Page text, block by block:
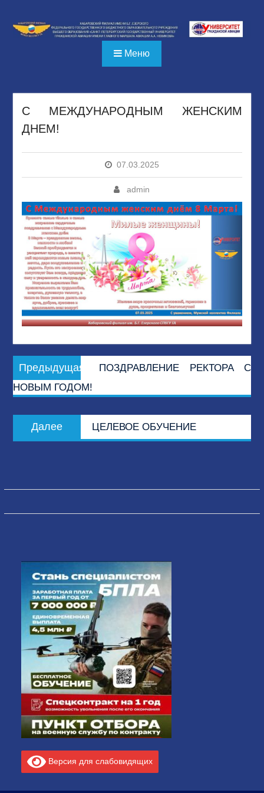
содержимому
Меню
С МЕЖДУНАРОДНЫМ ЖЕНСКИМ
ДНЕМ!
07.03.2025
admin
Навигация
по
записям
Предыдущая
запись:
ПОЗДРАВЛЕНИЕ РЕКТОРА С
НОВЫМ ГОДОМ!
Далее
запись:
ЦЕЛЕВОЕ ОБУЧЕНИЕ
Версия для слабовидящих